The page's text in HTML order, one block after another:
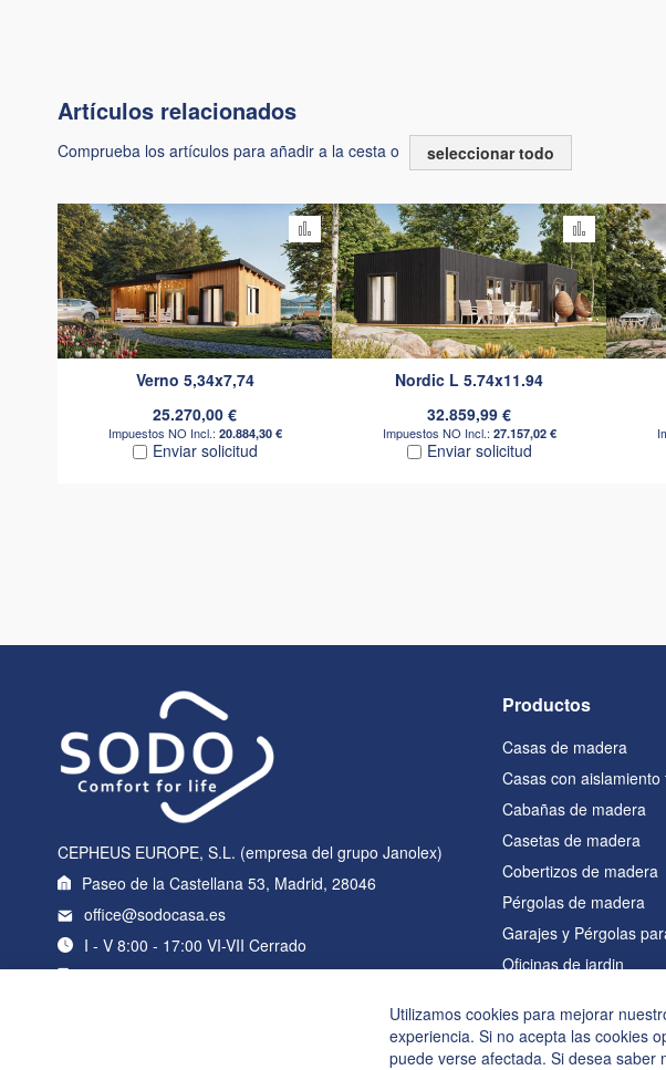
Artículos relacionados
Comprueba los artículos para añadir a la cesta o seleccionar todo
Verno 5,34x7,74
25.270,00 €
20.884,30 €
Enviar solicitud
Añadir para comparar
Nordic L 5.74x11.94
32.859,99 €
27.157,02 €
Enviar solicitud
Añadir
CEPHEUS EUROPE, S.L. (empresa del grupo Janolex)
Paseo de la Castellana 53, Madrid, 28046
office@sodocasa.es
I - V 8:00 - 17:00 VI-VII Cerrado
+34 919 22 76 98
Productos
Casas de madera
Casas con aislamiento
Cabañas de madera
Casetas de madera
Cobertizos de madera
Pérgolas de madera
Garajes y Pérgolas
Oficinas de jardin
Casetas en forma de A
Bañeras de
Utilizamos cookies para mejorar
experiencia. Si no acepta las cookies
puede verse afectada. Si desea saber